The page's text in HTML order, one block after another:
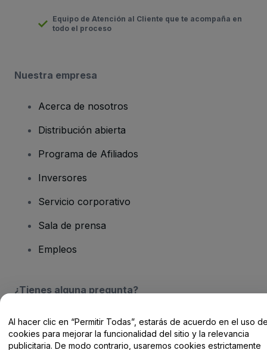
Equipo de Atención al Cliente que te acompaña en
todo el proceso
Nuestra empresa
Acerca de nosotros
Distribución abierta
Programa de Afiliados
Inversores
Servicio corporativo
Sala de prensa
Empleos
¿Tienes alguna pregunta?
Centro de Ayuda / Contacto
Al hacer clic en “Permitir Todas”, estarás de acuerdo en el uso
cookies para mejorar la funcionalidad del sitio y la relevancia
publicitaria. De modo contrario, usaremos cookies estrictamente